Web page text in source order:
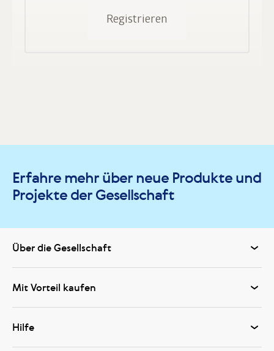
Registrieren
Erfahre mehr über neue Produkte und
Projekte der Gesellschaft
Über die Gesellschaft
Mit Vorteil kaufen
Hilfe